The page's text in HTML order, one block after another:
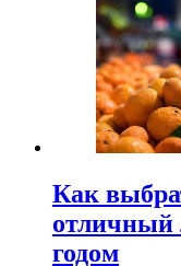
Как
отличный
годом